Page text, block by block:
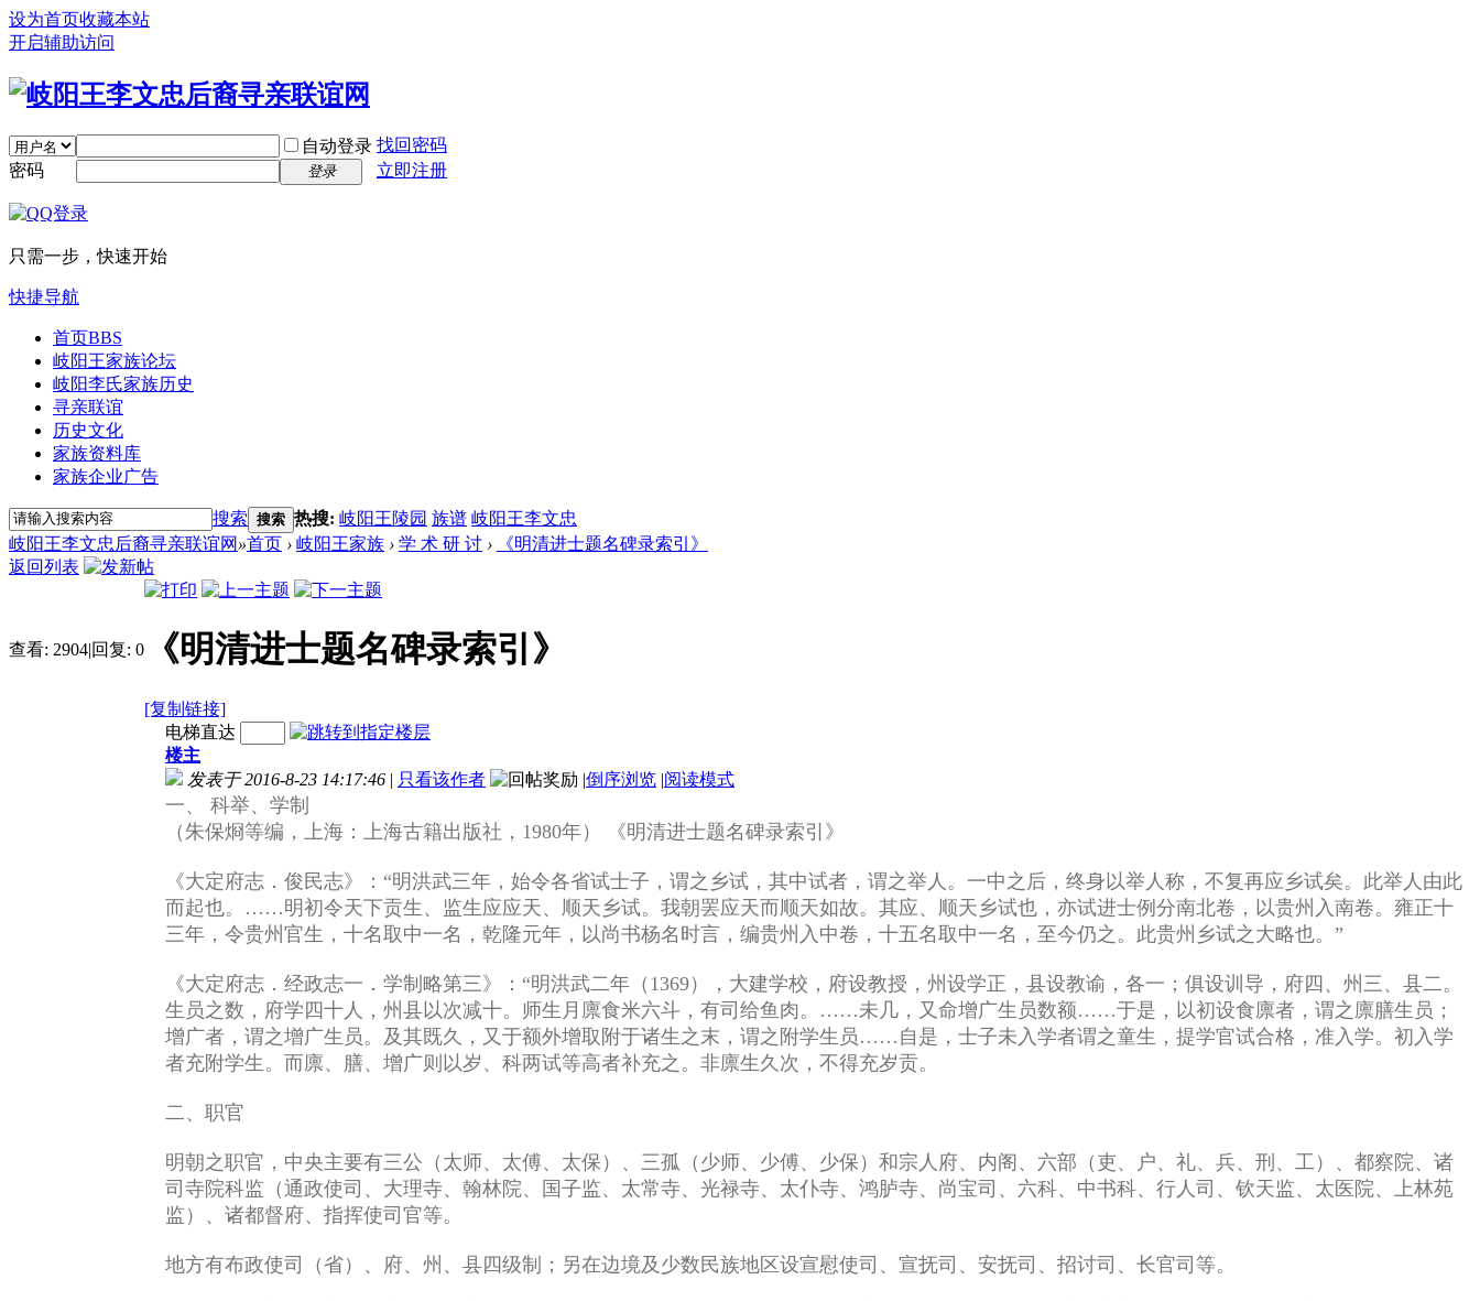
设为首页收藏本站
开启辅助访问
自动登录 找回密码
密码
登录 立即注册
只需一步，快速开始
快捷导航
首页BBS
岐阳王家族论坛
岐阳李氏家族历史
寻亲联谊
历史文化
家族资料库
家族企业广告
搜索 搜索 热搜: 岐阳王陵园 族谱 岐阳王李文忠
岐阳王李文忠后裔寻亲联谊网 »首页 › 岐阳王家族 › 学 术 研 讨 ›
《明清进士题名碑录索引》
返回列表
查看: 2904|回复: 0 《明清进士题名碑录索引》
[复制链接]
电梯直达
楼主
发表于 2016-8-23 14:17:46 | 只看该作者 |倒序浏览 |阅读模式
一、 科举、学制
（朱保烱等编，上海：上海古籍出版社，1980年）
《明清进士题名碑录索引》
《大定府志．俊民志》：“明洪武三年，始令各省试士子，谓之乡试，其中试者，谓之举人。一中之后，终身以举人称，不复再应乡试矣。此举人由此
而起也。……明初令天下贡生、监生应应天、顺天乡试。我朝罢应天而顺天如故。其应、顺天乡试也，亦试进士例分南北卷，以贵州入南卷。雍正十
三年，令贵州官生，十名取中一名，乾隆元年，以尚书杨名时言，编贵州入中卷，十五名取中一名，至今仍之。此贵州乡试之大略也。”
《大定府志．经政志一．学制略第三》：“明洪武二年（1369），大建学校，府设教授，州设学正，县设教谕，各一；俱设训导，府四、州三、县二。
生员之数，府学四十人，州县以次减十。师生月廪食米六斗，有司给鱼肉。……未几，又命增广生员数额……于是，以初设食廪者，谓之廪膳生员；
增广者，谓之增广生员。及其既久，又于额外增取附于诸生之末，谓之附学生员……自是，士子未入学者谓之童生，提学官试合格，准入学。初入学
者充附学生。而廪、膳、增广则以岁、科两试等高者补充之。非廪生久次，不得充岁贡。
二、职官
明朝之职官，中央主要有三公（太师、太傅、太保）、三孤（少师、少傅、少保）和宗人府、内阁、六部（吏、户、礼、兵、刑、工）、都察院、诸
司寺院科监（通政使司、大理寺、翰林院、国子监、太常寺、光禄寺、太仆寺、鸿胪寺、尚宝司、六科、中书科、行人司、钦天监、太医院、上林苑
监）、诸都督府、指挥使司官等。
地方有布政使司（省）、府、州、县四级制；另在边境及少数民族地区设宣慰使司、宣抚司、安抚司、招讨司、长官司等。